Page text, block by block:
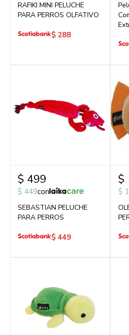
RAFIKI MINI PELUCHE
PARA PERROS OLFATIVO
$ 288
$ 499
$ 449con
SEBASTIAN PELUCHE
PARA PERROS
$ 449
$
$